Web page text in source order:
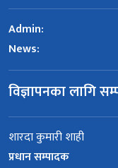
Admin:
News:
विज्ञापनका लागि
शारदा कुमारी शाही
प्रधान सम्पादक